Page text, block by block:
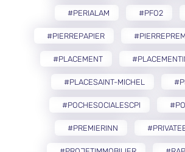
#PERIALAM #PFO2
#PIERREPAPIER
#PLACEMENT
#PLACESAINT-MICHEL
#POCHESOCIALESCPI
#PREMIERINN